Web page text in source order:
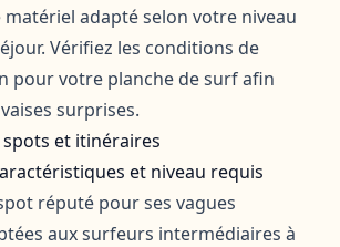
adapté selon votre niveau
Vérifiez les conditions de
pour votre planche de surf afin
surprises.
et itinéraires
et niveau requis
réputé pour ses vagues
aux surfeurs intermédiaires à